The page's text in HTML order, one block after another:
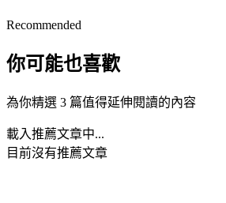
Recommended
你可能也喜歡
為你精選 3 篇值得延伸閱讀的內容
載入推薦文章中...
目前沒有推薦文章